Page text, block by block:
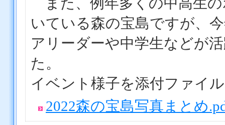
いている森の宝島ですが、
アリーダーや中学生などが
た。
イベント様子を添付ファイ
2022森の宝島写真まとめ